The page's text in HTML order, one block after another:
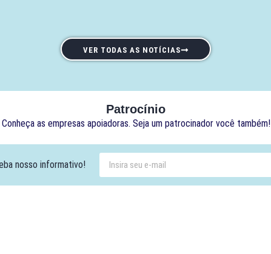
VER TODAS AS NOTÍCIAS
Patrocínio
Conheça as empresas apoiadoras. Seja um patrocinador você também!
nosso informativo!